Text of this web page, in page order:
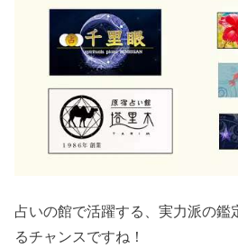
占いの館で活躍する、実力派の鑑
るチャンスですね！